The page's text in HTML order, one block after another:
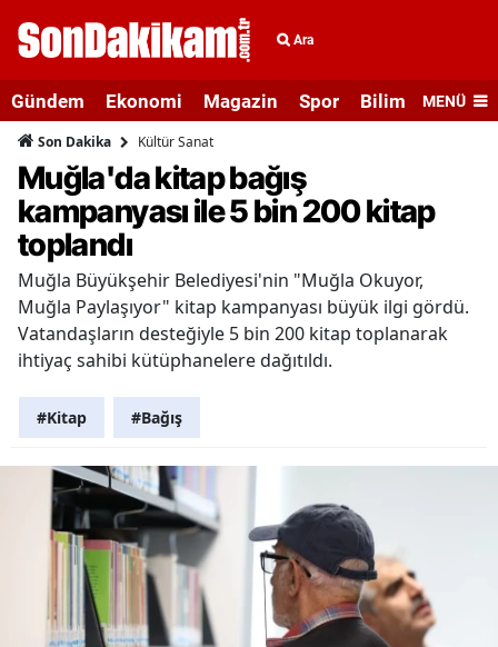
Ara
Gündem Ekonomi Magazin Spor Bilim veMENÜ
Son Dakika Kültür Sanat
Muğla'da kitap bağış
kampanyası ile 5 bin 200 kitap
toplandı
Muğla Büyükşehir Belediyesi'nin "Muğla Okuyor,
Muğla Paylaşıyor" kitap kampanyası büyük ilgi gördü.
Vatandaşların desteğiyle 5 bin 200 kitap toplanarak
ihtiyaç sahibi kütüphanelere dağıtıldı.
#Kitap #Bağış